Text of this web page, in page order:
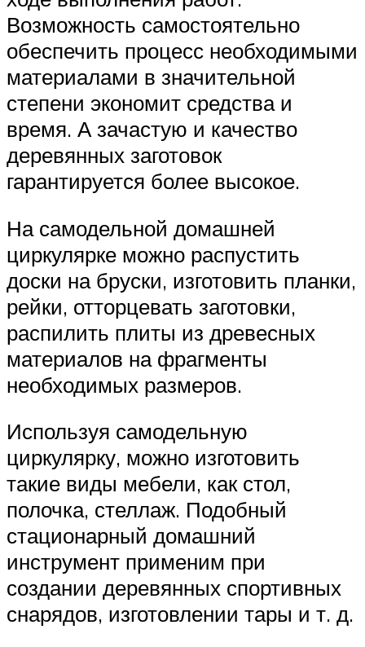
Возможность самостоятельно
обеспечить процесс необходимыми
материалами в значительной
степени экономит средства и
время. А зачастую и качество
деревянных заготовок
гарантируется более высокое.
На самодельной домашней
циркулярке можно распустить
доски на бруски, изготовить планки,
рейки, отторцевать заготовки,
распилить плиты из древесных
материалов на фрагменты
необходимых размеров.
Используя самодельную
циркулярку, можно изготовить
такие виды мебели, как стол,
полочка, стеллаж. Подобный
стационарный домашний
инструмент применим при
создании деревянных спортивных
снарядов, изготовлении тары и т. д.